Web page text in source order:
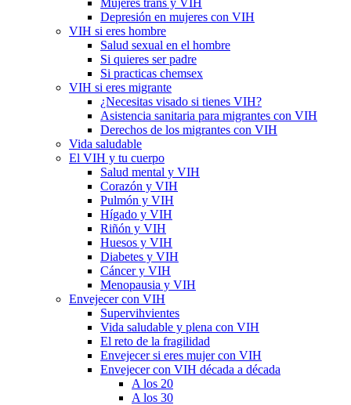
Mujeres trans y VIH
Depresión en mujeres con VIH
VIH si eres hombre
Salud sexual en el hombre
Si quieres ser padre
Si practicas chemsex
VIH si eres migrante
¿Necesitas visado si tienes VIH?
Asistencia sanitaria para migrantes con VIH
Derechos de los migrantes con VIH
Vida saludable
El VIH y tu cuerpo
Salud mental y VIH
Corazón y VIH
Pulmón y VIH
Hígado y VIH
Riñón y VIH
Huesos y VIH
Diabetes y VIH
Cáncer y VIH
Menopausia y VIH
Envejecer con VIH
Supervihvientes
Vida saludable y plena con VIH
El reto de la fragilidad
Envejecer si eres mujer con VIH
Envejecer con VIH década a década
A los 20
A los 30